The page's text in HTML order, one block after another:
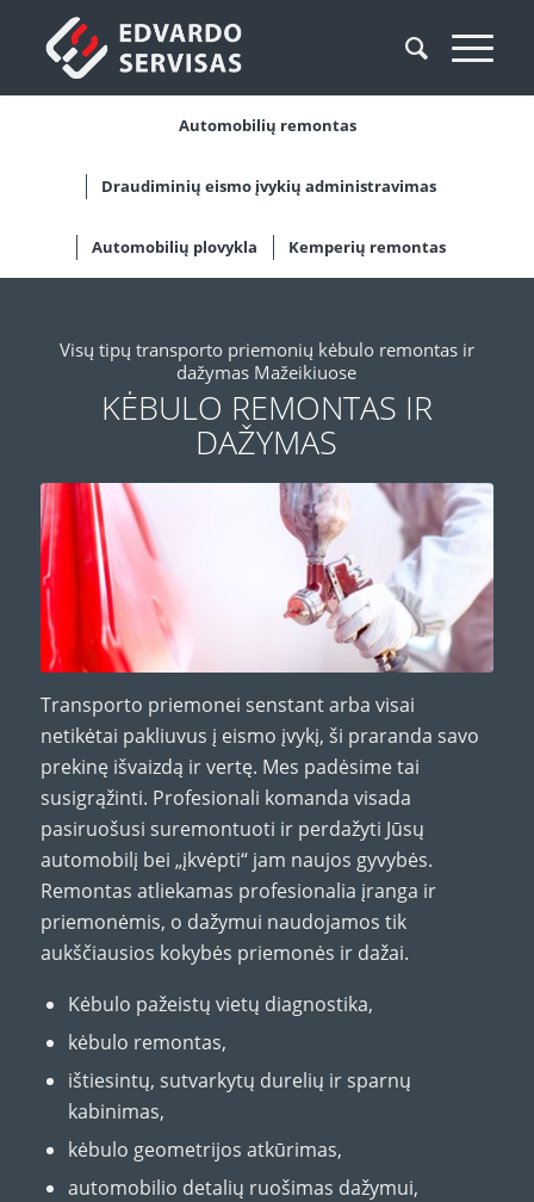
Automobilių remontas
Draudiminių eismo įvykių administravimas
Automobilių plovykla Kemperių remontas
Visų tipų transporto priemonių kėbulo remontas ir
dažymas Mažeikiuose
KĖBULO REMONTAS IR
DAŽYMAS
Transporto priemonei senstant arba visai
netikėtai pakliuvus į eismo įvykį, ši praranda savo
prekinę išvaizdą ir vertę. Mes padėsime tai
susigrąžinti. Profesionali komanda visada
pasiruošusi suremontuoti ir perdažyti Jūsų
automobilį bei „įkvėpti“ jam naujos gyvybės.
Remontas atliekamas profesionalia įranga ir
priemonėmis, o dažymui naudojamos tik
aukščiausios kokybės priemonės ir dažai.
Kėbulo pažeistų vietų diagnostika,
kėbulo remontas,
ištiesintų, sutvarkytų durelių ir sparnų
kabinimas,
kėbulo geometrijos atkūrimas,
automobilio detalių ruošimas dažymui,